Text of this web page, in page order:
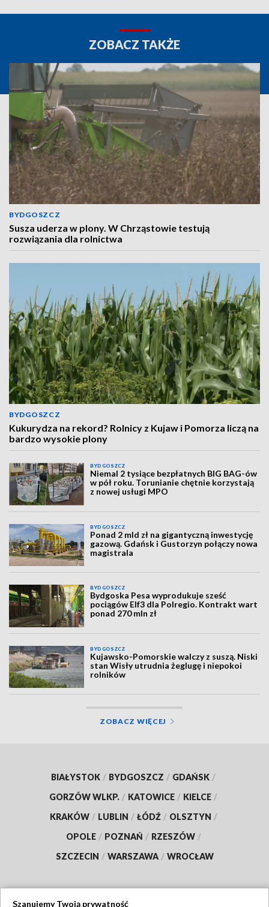
ZOBACZ TAKŻE
BYDGOSZCZ
Susza uderza w plony. W Chrząstowie testują
rozwiązania dla rolnictwa
BYDGOSZCZ
Kukurydza na rekord? Rolnicy z Kujaw i Pomorza liczą na
bardzo wysokie plony
BYDGOSZCZ
Niemal 2 tysiące bezpłatnych BIG BAG-ów
w pół roku. Torunianie chętnie korzystają
z nowej usługi MPO
BYDGOSZCZ
Ponad 2 mld zł na gigantyczną inwestycję
gazową. Gdańsk i Gustorzyn połączy nowa
magistrala
BYDGOSZCZ
Bydgoska Pesa wyprodukuje sześć
pociągów Elf3 dla Polregio. Kontrakt wart
ponad 270 mln zł
BYDGOSZCZ
Kujawsko-Pomorskie walczy z suszą. Niski
stan Wisły utrudnia żeglugę i niepokoi
rolników
ZOBACZ WIĘCEJ
BIAŁYSTOK / BYDGOSZCZ / GDAŃSK /
GORZÓW WLKP. / KATOWICE / KIELCE /
KRAKÓW / LUBLIN / ŁÓDŹ / OLSZTYN /
OPOLE / POZNAŃ / RZESZÓW /
SZCZECIN / WARSZAWA / WROCŁAW
Szanujemy Twoją prywatność